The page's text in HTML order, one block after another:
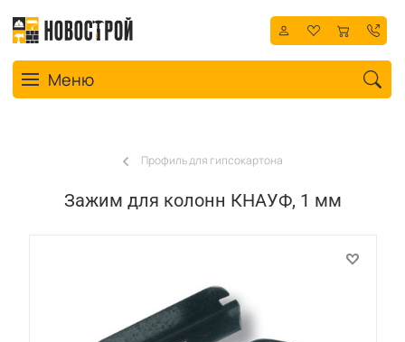
Toggle navigation
Меню
Профиль для гипсокартона
Зажим для колонн КНАУФ, 1 мм